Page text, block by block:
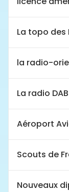
La topo des
la radio-
La radio
Aéroport
Scouts de
Nouveaux